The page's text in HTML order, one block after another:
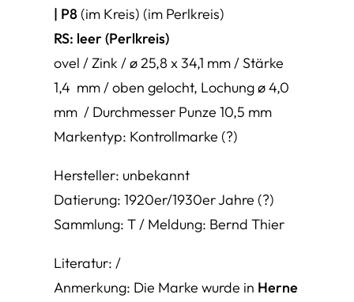
| P8 (im Kreis) (im Perlkreis)
RS: leer (Perlkreis)
ovel / Zink / ø 25,8 x 34,1 mm / Stärke
1,4 mm / oben gelocht, Lochung ø 4,0
mm / Durchmesser Punze 10,5 mm
Markentyp: Kontrollmarke (?)
Hersteller: unbekannt
Datierung: 1920er/1930er Jahre (?)
Sammlung: T / Meldung: Bernd Thier
Literatur: /
Anmerkung: Die Marke wurde in Herne